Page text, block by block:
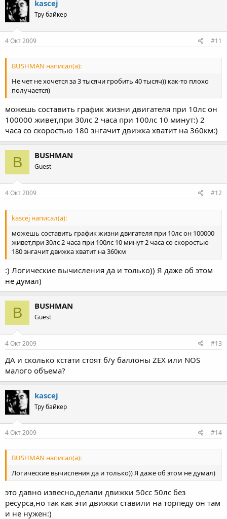
kascej
Тру байкер
4 Окт 2009 #11
BUSHMAN написал(а):
Не чет не хочется за 3 тысячи гробить 40 тысяч)) как-то плохо
получается)
можешь составить график жизни двигателя при 10лс он
100000 живет,при 30лс 2 часа при 100лс 10 минут:) 2
часа со скоростью 180 знгачит движка хватит на 360км:)
B BUSHMAN
Guest
4 Окт 2009 #12
kascej написал(а):
можешь составить график жизни двигателя при 10лс он 100000
живет,при 30лс 2 часа при 100лс 10 минут 2 часа со скоростью
180 знгачит движка хватит на 360км
:) Логические вычисления да и только)) Я даже об этом
не думал)
B BUSHMAN
Guest
4 Окт 2009 #13
ДА и сколько кстати стоят б/у баллоны ZEX или NOS
малого объема?
kascej
Тру байкер
4 Окт 2009 #14
BUSHMAN написал(а):
Логические вычисления да и только)) Я даже об этом не думал)
это давно извесно,делали движки 50сс 50лс без
ресурса,но так как эти движки ставили на торпеду он там
и не нужен:)